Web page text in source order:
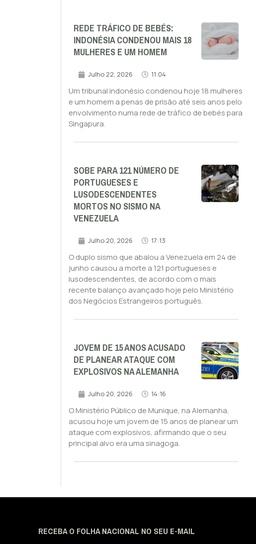
REDE TRÁFICO DE BEBÉS:
INDONÉSIA CONDENOU MAIS 18
MULHERES E UM HOMEM
Julho 22, 2026 11:04
Um tribunal indonésio condenou hoje 18 mulheres
e um homem a penas de prisão até seis anos pelo
envolvimento numa rede de tráfico de bebés para
Singapura.
SOBE PARA 121 NÚMERO DE
PORTUGUESES E
LUSODESCENDENTES
MORTOS NO SISMO NA
VENEZUELA
Julho 20, 2026 17:13
O duplo sismo que abalou a Venezuela em 24 de
junho causou a morte a 121 portugueses e
lusodescendentes, de acordo com o mais
recente balanço avançado hoje pelo Ministério
dos Negócios Estrangeiros português.
JOVEM DE 15 ANOS ACUSADO
DE PLANEAR ATAQUE COM
EXPLOSIVOS NA ALEMANHA
Julho 20, 2026 14:16
O Ministério Público de Munique, na Alemanha,
acusou hoje um jovem de 15 anos de planear um
ataque com explosivos, afirmando que o seu
principal alvo era uma sinagoga.
RECEBA O FOLHA NACIONAL NO SEU E-MAIL